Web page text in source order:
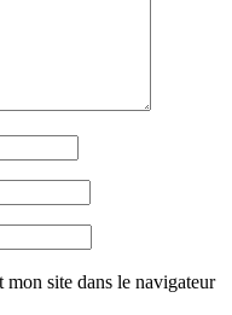
site dans le navigateur